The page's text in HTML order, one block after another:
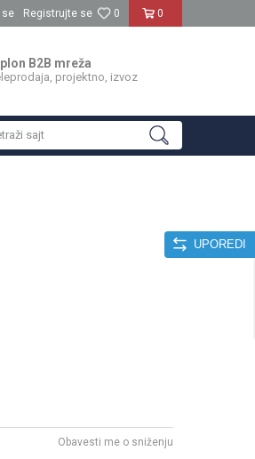
0
0
se Registrujte se
B2B mreža
projektno, izvoz
sajt
UPOREDI
Obavesti me o sniženju